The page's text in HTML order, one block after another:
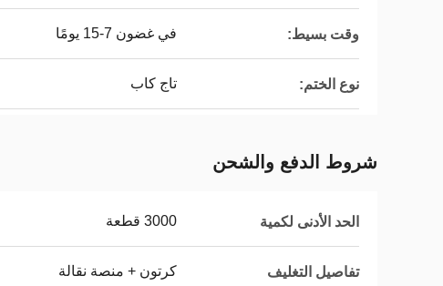
وقت بسيط: في غضون 7-15 يومًا
نوع الختم: تاج كاب
شروط الدفع والشحن
الحد الأدنى لكمية 3000 قطعة
تفاصيل التغليف كرتون + منصة نقالة